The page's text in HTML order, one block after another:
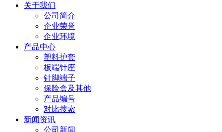
关于我们
公司简介
企业荣誉
企业环境
产品中心
塑料护套
板端针座
针脚端子
保险盒及其他
产品编号
对比搜索
新闻资讯
公司新闻